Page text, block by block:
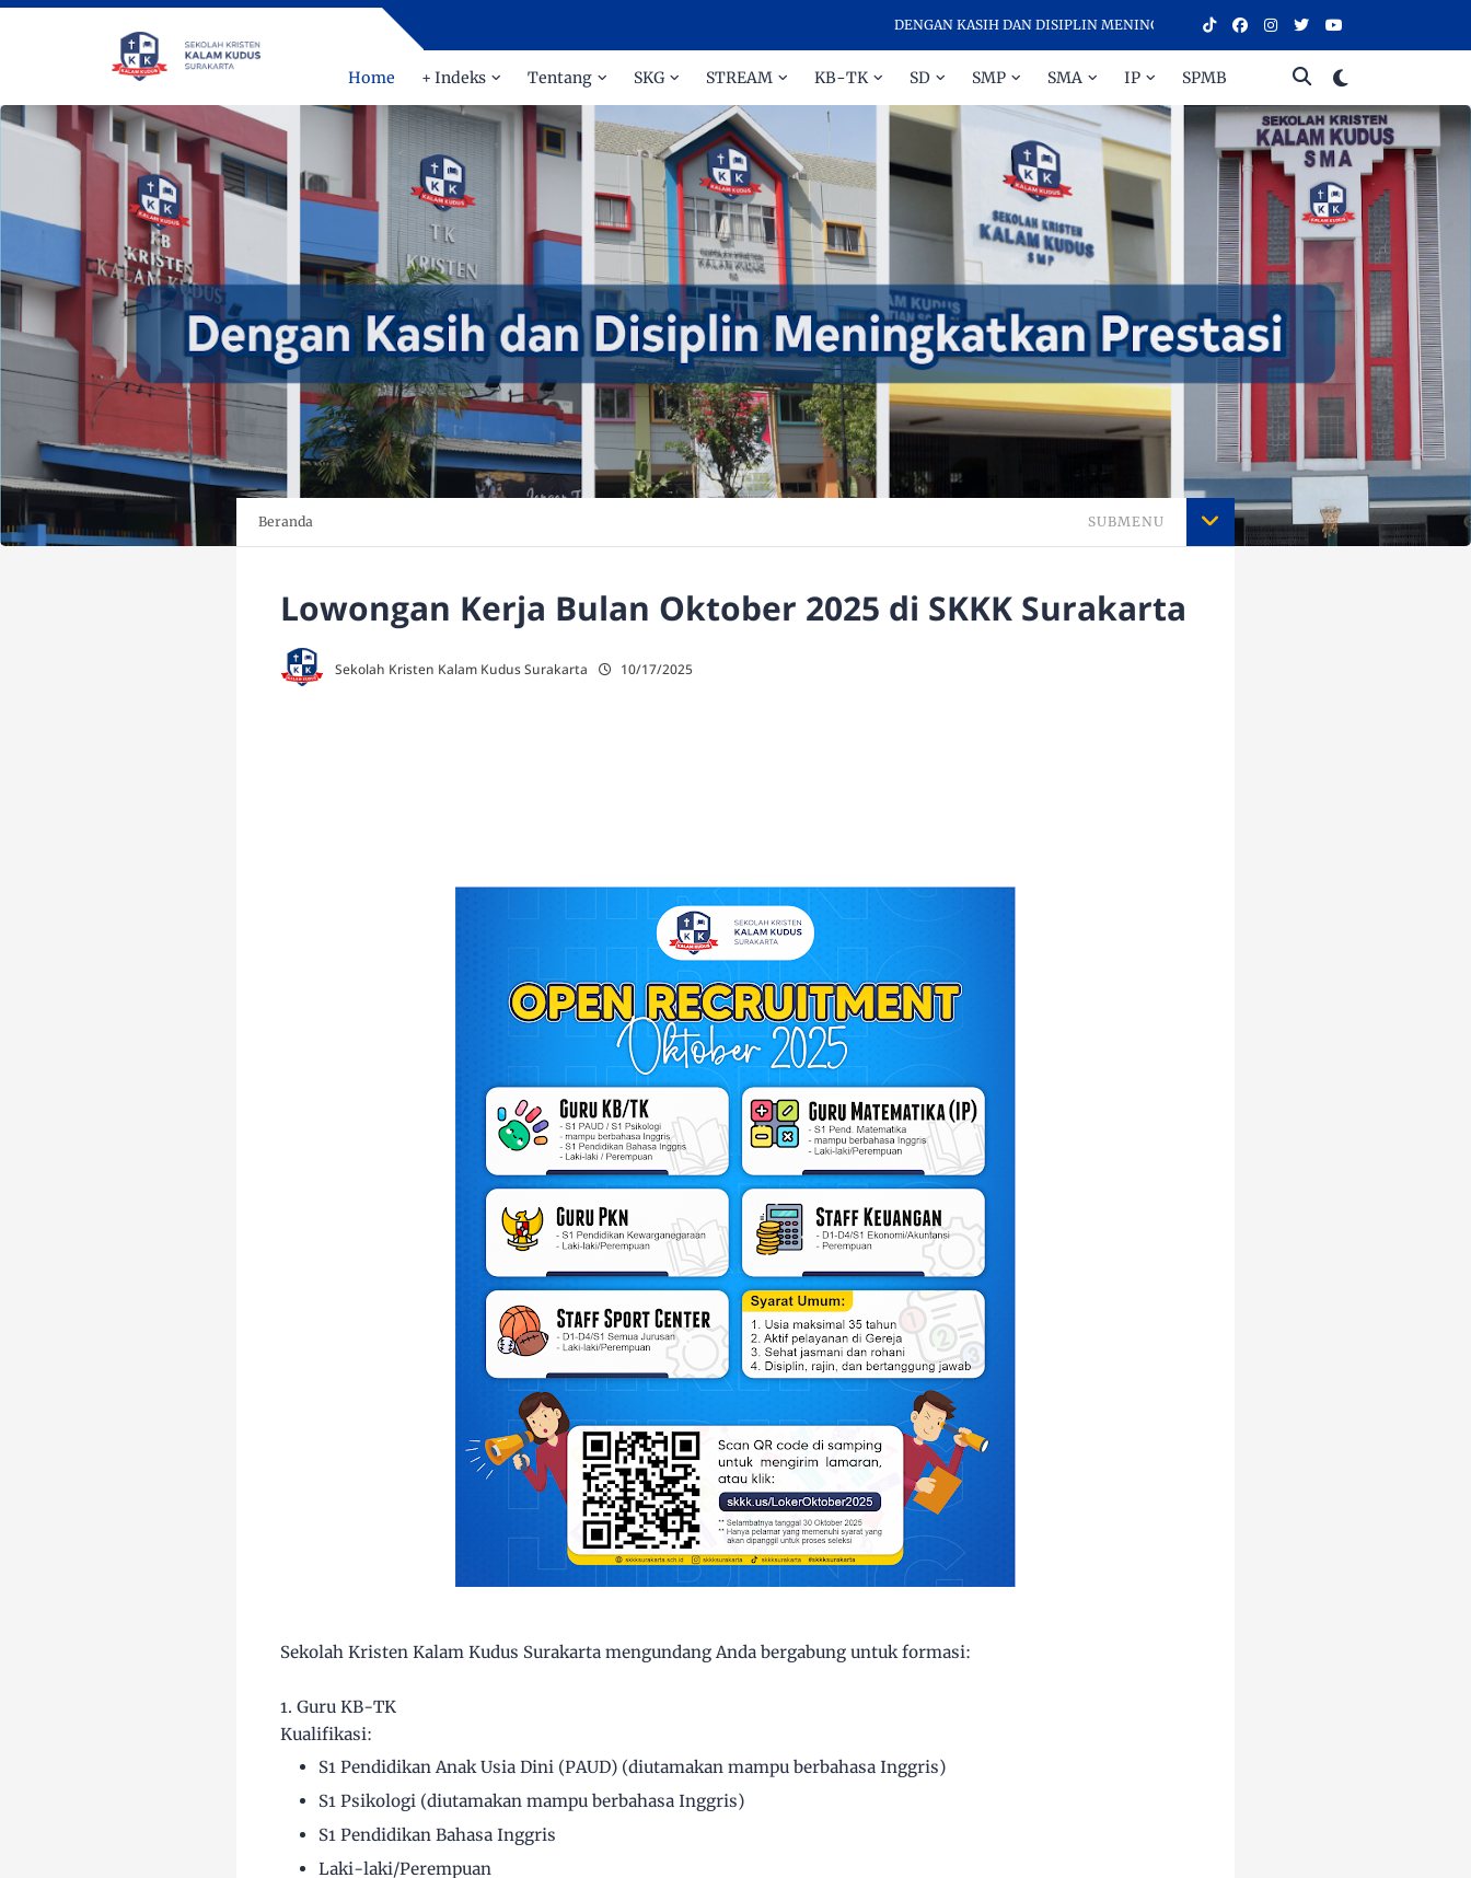
DENGAN KASIH DAN DISIPLIN MENINGKATKAN PRESTASI - SELAMAT DATANG DI SEKOLAH
Home + Indeks Tentang SKG STREAM KB-TK SD SMP SMA IP SPMB
Beranda SUBMENU
Lowongan Kerja Bulan Oktober 2025 di SKKK Surakarta
Sekolah Kristen Kalam Kudus Surakarta 10/17/2025
Sekolah Kristen Kalam Kudus Surakarta mengundang Anda bergabung untuk formasi:
1. Guru KB-TK
Kualifikasi:
S1 Pendidikan Anak Usia Dini (PAUD) (diutamakan mampu berbahasa Inggris)
S1 Psikologi (diutamakan mampu berbahasa Inggris)
S1 Pendidikan Bahasa Inggris
Laki-laki/Perempuan